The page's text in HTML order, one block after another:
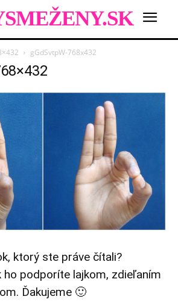
gGdSvtpW-768x432
ktorý ste práve čítali?
ho podporíte lajkom, zdieľaním
Ďakujeme 🙂